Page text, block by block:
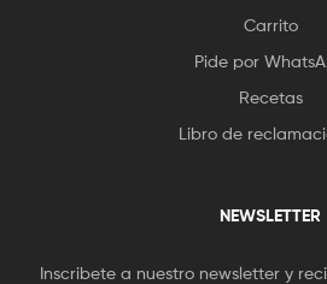
Carrito
Pide por
Recetas
Libro de
NEWSLETTER
Inscribete a nuestro newsletter y